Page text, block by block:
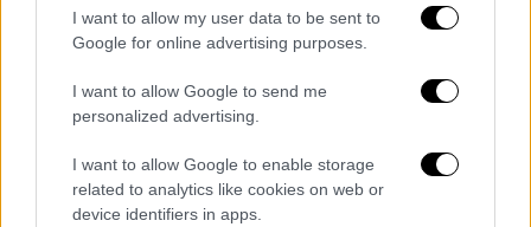
I want to allow my user data to be sent to
Google for online advertising purposes.
I want to allow Google to send me
personalized advertising.
I want to allow Google to enable storage
related to analytics like cookies on web or
device identifiers in apps.
100% πληρότητα στις ΜΕΘ της
Βόρειας Ελλάδας